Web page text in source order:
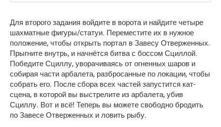
Для второго задания войдите в ворота и найдите четыре
шахматные фигуры/статуи. Переместите их в нужное
положение, чтобы открыть портал в Завесу Отверженных.
Прыгните внутрь, и начнётся битва с боссом Сциллой.
Победите Сциллу, уворачиваясь от огненных шаров и
собирая части арбалета, разбросанные по локации, чтобы
собрать его. После сбора всех частей запустится кат-
сцена, в которой вы выстрелите из арбалета, убив
Сциллу. Вот и всё! Теперь вы можете свободно бродить
по Завесе Отверженных и ловить рыбу.